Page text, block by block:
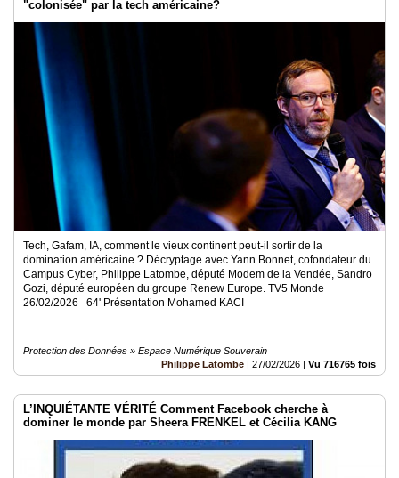
"colonisée" par la tech américaine?
Tech, Gafam, IA, comment le vieux continent peut-il sortir de la
domination américaine ? Décryptage avec Yann Bonnet, cofondateur du
Campus Cyber, Philippe Latombe, député Modem de la Vendée, Sandro
Gozi, député européen du groupe Renew Europe. TV5 Monde
26/02/2026 64' Présentation Mohamed KACI
Protection des Données » Espace Numérique Souverain
Philippe Latombe | 27/02/2026 | Vu 716765 fois
L’INQUIÉTANTE VÉRITÉ Comment Facebook cherche à
dominer le monde par Sheera FRENKEL et Cécilia KANG